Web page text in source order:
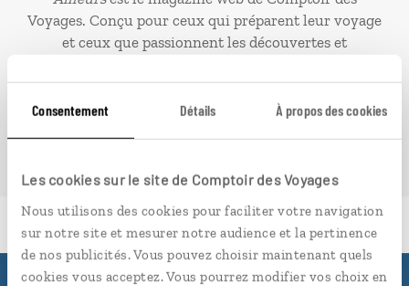
Consentement Détails À propos des cookies
Les cookies sur le site de Comptoir des Voyages
Nous utilisons des cookies pour faciliter votre navigation
sur notre site et mesurer notre audience et la pertinence
de nos publicités. Vous pouvez choisir maintenant quels
cookies vous acceptez. Vous pourrez modifier vos choix en
Voyages. Conçu pour ceux qui préparent leur voyage
et ceux que passionnent les découvertes et
irrésistible envie d’aller voir ailleurs.
PLONGER DANS NOTRE MAGAZINE